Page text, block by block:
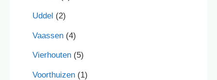
Uddel (2)
Vaassen (4)
Vierhouten (5)
Voorthuizen (1)